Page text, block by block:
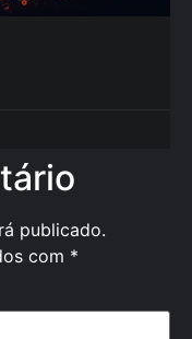
publicado.
com *